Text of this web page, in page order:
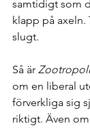
samtidigt som
klapp på axeln.
slugt.
Så är
om en liberal
förverkliga sig
riktigt. Även om